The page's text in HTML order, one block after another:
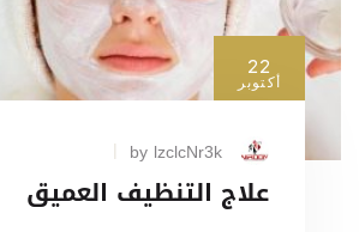
22
أكتوبر
علاج التنظيف العميق